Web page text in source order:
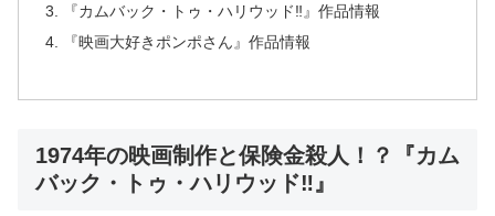
『カムバック・トゥ・ハリウッド‼』作品情報
『映画大好きポンポさん』作品情報
1974年の映画制作と保険金殺人！？『カム
バック・トゥ・ハリウッド‼』